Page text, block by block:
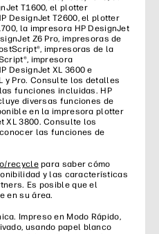
T1600, el plotter
DesignJet T2600, el plotter
la impresora HP DesignJet
Z6 Pro, impresoras de
impresoras de la
impresora
DesignJet XL 3600 e
y Pro. Consulte los detalles
funciones incluidas. HP
diversas funciones de
en la impresora plotter
XL 3800. Consulte los
las funciones de
recyclepara saber cómo
y las características
Es posible que el
en su área.
Impreso en Modo Rápido,
usando papel blanco